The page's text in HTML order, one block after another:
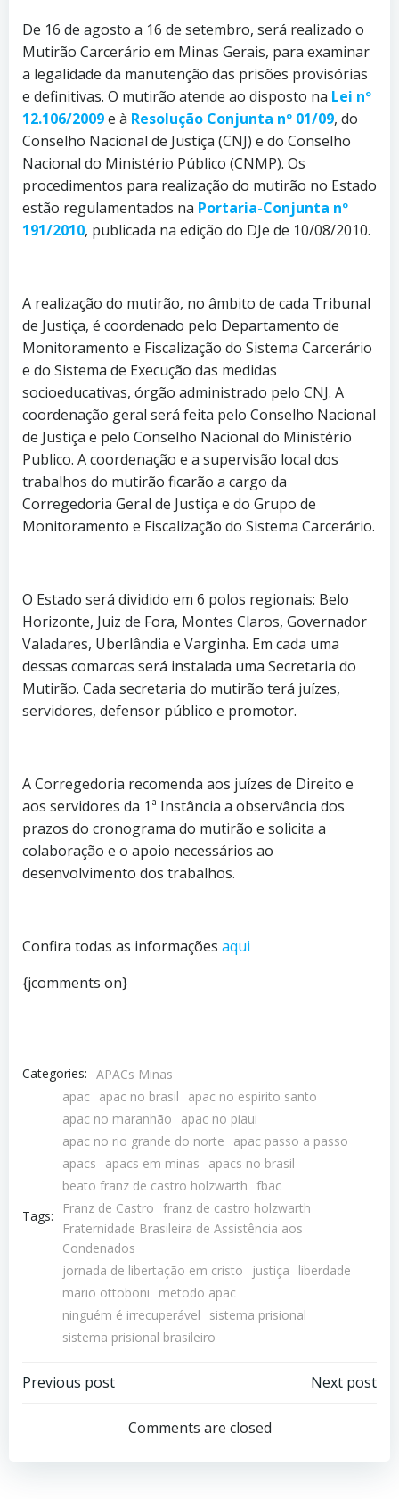
De 16 de agosto a 16 de setembro, será realizado o
Mutirão Carcerário em Minas Gerais, para examinar
a legalidade da manutenção das prisões provisórias
e definitivas. O mutirão atende ao disposto na Lei nº
12.106/2009e à Resolução Conjunta nº 01/09, do
Conselho Nacional de Justiça (CNJ) e do Conselho
Nacional do Ministério Público (CNMP). Os
procedimentos para realização do mutirão no Estado
estão regulamentados na Portaria-Conjunta nº
191/2010, publicada na edição do DJe de 10/08/2010.
A realização do mutirão, no âmbito de cada Tribunal
de Justiça, é coordenado pelo Departamento de
Monitoramento e Fiscalização do Sistema Carcerário
e do Sistema de Execução das medidas
socioeducativas, órgão administrado pelo CNJ. A
coordenação geral será feita pelo Conselho Nacional
de Justiça e pelo Conselho Nacional do Ministério
Publico. A coordenação e a supervisão local dos
trabalhos do mutirão ficarão a cargo da
Corregedoria Geral de Justiça e do Grupo de
Monitoramento e Fiscalização do Sistema Carcerário.
O Estado será dividido em 6 polos regionais: Belo
Horizonte, Juiz de Fora, Montes Claros, Governador
Valadares, Uberlândia e Varginha. Em cada uma
dessas comarcas será instalada uma Secretaria do
Mutirão. Cada secretaria do mutirão terá juízes,
servidores, defensor público e promotor.
A Corregedoria recomenda aos juízes de Direito e
aos servidores da 1ª Instância a observância dos
prazos do cronograma do mutirão e solicita a
colaboração e o apoio necessários ao
desenvolvimento dos trabalhos.
Confira todas as informações aqui
{jcomments on}
Categories: APACs Minas
Tags:
apac apac no brasil
apac no espirito santo
apac no maranhão
apac no piaui
apac no rio grande do norte
apac passo a passo
apacs
apacs em minas
apacs no brasil
beato franz de castro holzwarth fbac
Franz de Castro franz de castro holzwarth
Fraternidade Brasileira de Assistência aos
Condenados
jornada de libertação em cristo
justiça
liberdade
mario ottoboni
metodo apac
ninguém é irrecuperável
sistema prisional
sistema prisional brasileiro
Previous post Next post
Comments are closed